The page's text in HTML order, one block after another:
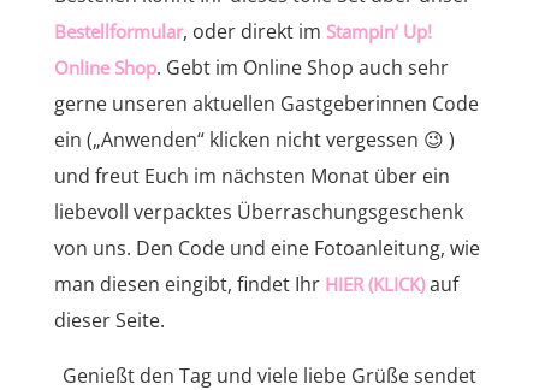
Bestellformular, oder direkt im Stampin‘ Up!
Online Shop. Gebt im Online Shop auch sehr
gerne unseren aktuellen Gastgeberinnen Code
ein („Anwenden“ klicken nicht vergessen 😉 )
und freut Euch im nächsten Monat über ein
liebevoll verpacktes Überraschungsgeschenk
von uns. Den Code und eine Fotoanleitung, wie
man diesen eingibt, findet Ihr HIER (KLICK)auf
dieser Seite.
Genießt den Tag und viele liebe Grüße sendet